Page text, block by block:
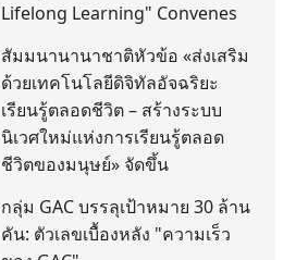
Lifelong Learning" Convenes
สัมมนานานาชาติหัวข้อ «ส่งเสริม
ด้วยเทคโนโลยีดิจิทัลอัจฉริยะ
เรียนรู้ตลอดชีวิต – สร้างระบบ
นิเวศใหม่แห่งการเรียนรู้ตลอด
ชีวิตของมนุษย์» จัดขึ้น
กลุ่ม GAC บรรลุเป้าหมาย 30 ล้าน
คัน: ตัวเลขเบื้องหลัง "ความเร็ว